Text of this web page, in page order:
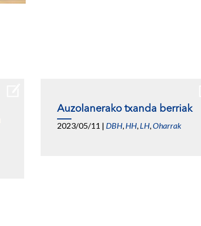
Auzolanerako txanda berriak
2023/05/11 | DBH, HH, LH,Oharrak